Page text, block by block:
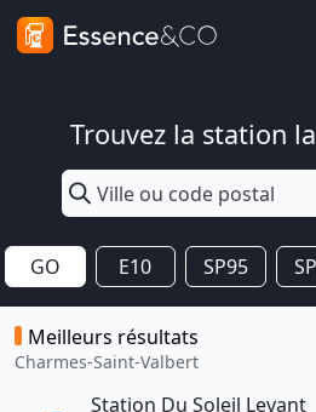
Trouvez la station
GO E10 SP95
Meilleurs résultats
Charmes-Saint-Valbert
Station Du Soleil Levant